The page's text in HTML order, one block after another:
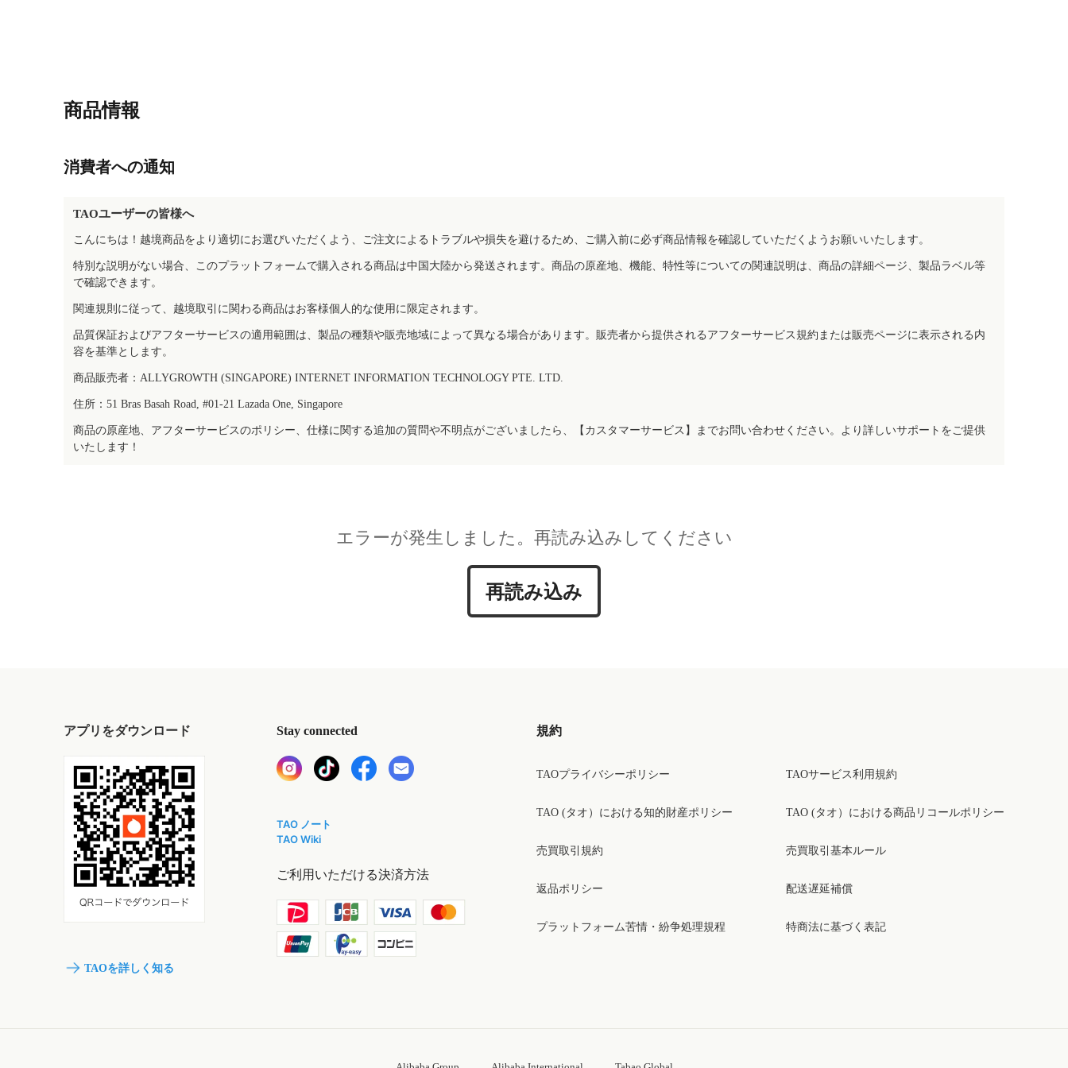
商品情報
消費者への通知
TAOユーザーの皆様へ
こんにちは！越境商品をより適切にお選びいただくよう、ご注文によるトラブルや損失を避けるため、ご購入前に必ず商品情報を確認していただくようお願いいたします。
特別な説明がない場合、このプラットフォームで購入される商品は中国大陸から発送されます。商品の原産地、機能、特性等についての関連説明は、商品の詳細ページ、製品ラベル等
で確認できます。
関連規則に従って、越境取引に関わる商品はお客様個人的な使用に限定されます。
品質保証およびアフターサービスの適用範囲は、製品の種類や販売地域によって異なる場合があります。販売者から提供されるアフターサービス規約または販売ページに表示される内
容を基準とします。
商品販売者：ALLYGROWTH (SINGAPORE) INTERNET INFORMATION TECHNOLOGY PTE. LTD.
住所：51 Bras Basah Road, #01-21 Lazada One, Singapore
商品の原産地、アフターサービスのポリシー、仕様に関する追加の質問や不明点がございましたら、【カスタマーサービス】までお問い合わせください。より詳しいサポートをご提供
いたします！
エラーが発生しました。再読み込みしてください
再読み込み
アプリをダウンロード
TAOを詳しく知る
Stay connected
TAO ノート
TAO Wiki
ご利用いただける決済方法
規約
TAOプライバシーポリシー
TAO (タオ）における知的財産ポリシー
売買取引規約
返品ポリシー
プラットフォーム苦情・紛争処理規程
TAOサービス利用規約
TAO (タオ）における商品リコールポリシー
売買取引基本ルール
配送遅延補償
特商法に基づく表記